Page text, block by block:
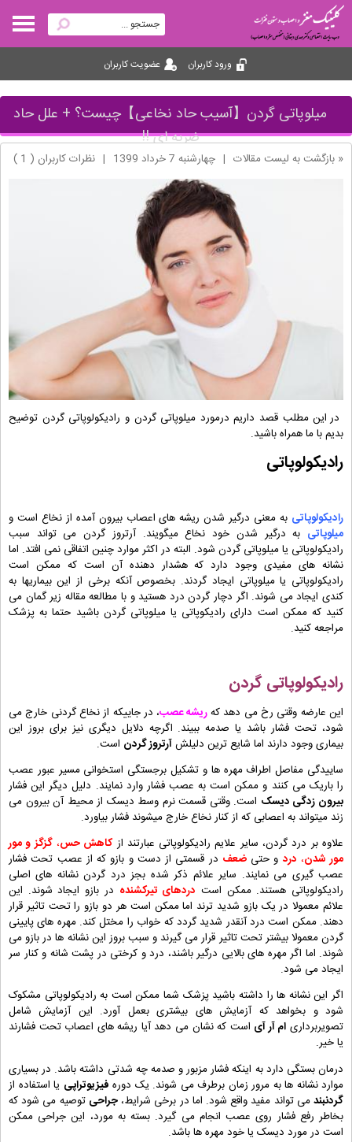
ورود کاربران عضویت کاربران
میلوپاتی گردن【آسیب حاد نخاعی】چیست؟ + علل حاد
ضربه اي !!
« بازگشت به لیست مقالات | چهارشنبه 7 خرداد 1399 | نظرات کاربران ( 1 )
در این مطلب قصد داریم درمورد میلوپاتی گردن و رادیکولوپاتی گردن توضیح
بدیم با ما همراه باشید.
رادیکولوپاتی
رادیکولوپاتی به معنی درگیر شدن ریشه های اعصاب بیرون آمده از نخاع است و
میلوپاتی به درگیر شدن خود نخاع میگویند. آرتروز گردن می تواند سبب
رادیکولوپاتی یا میلوپاتی گردن شود. البته در اکثر موارد چنین اتفاقی نمی افتد. اما
نشانه های مفیدی وجود دارد که هشدار دهنده آن است که ممکن است
رادیکولوپاتی یا میلوپاتی ایجاد گردند. بخصوص آنکه برخی از این بیماریها به
کندی ایجاد می شوند. اگر دچار گردن درد هستید و با مطالعه مقاله زیر گمان می
کنید که ممکن است دارای رادیکوپاتی یا میلوپاتی گردن باشید حتما به پزشک
مراجعه کنید.
رادیکولوپاتی گردن
این عارضه وقتی رخ می دهد کهریشه عصب، در جاییکه از نخاع گردنی خارج می
شود، تحت فشار باشد یا صدمه ببیند. اگرچه دلایل دیگری نیز برای بروز این
بیماری وجود دارند اما شایع ترین دلیلشآرتروز گردن است.
ساییدگی مفاصل اطراف مهره ها و تشکیل برجستگی استخوانی مسیر عبور عصب
را باریک می کنند و ممکن است به عصب فشار وارد نمایند. دلیل دیگر این فشار
بیرون زدگی دیسک است. وقتی قسمت نرم وسط دیسک از محیط آن بیرون می
زند میتواند به اعصابی که از کنار نخاع خارج میشوند فشار بیاورد.
علاوه بر درد گردن، سایر علایم رادیکولوپاتی عبارتند ازکاهش حس،گزگز و مور
مور شدن، درد و حتیضعف در قسمتی از دست و بازو که از عصب تحت فشار
عصب گیری می نمایند. سایر علائم ذکر شده بجز درد گردن نشانه های اصلی
رادیکولوپاتی هستند. ممکن است دردهای تیرکشنده در بازو ایجاد شوند. این
علائم معمولا در یک بازو شدید ترند اما ممکن است هر دو بازو را تحت تاثیر قرار
دهند. ممکن است درد آنقدر شدید گردد که خواب را مختل کند. مهره های پایینی
گردن معمولا بیشتر تحت تاثیر قرار می گیرند و سبب بروز این نشانه ها در بازو می
شوند. اما اگر مهره های بالایی درگیر باشند، درد و کرختی در پشت شانه و کنار سر
ایجاد می شود.
اگر این نشانه ها را داشته باشید پزشک شما ممکن است به رادیکولوپاتی مشکوک
شود و بخواهد که آزمایش های بیشتری بعمل آورد. این آزمایش شامل
تصویربرداری ام آر آی است که نشان می دهد آیا ریشه های اعصاب تحت فشارند
یا خیر.
درمان بستگی دارد به اینکه فشار مزبور و صدمه چه شدتی داشته باشد. در بسیاری
موارد نشانه ها به مرور زمان برطرف می شوند. یک دوره فیزیوتراپی یا استفاده از
گردنبندمی تواند مفید واقع شود. اما در برخی شرایط،جراحی توصیه می شود که
بخاطر رفع فشار روی عصب انجام می گیرد. بسته به مورد، این جراحی ممکن
است در مورد دیسک یا خود مهره ها باشد.